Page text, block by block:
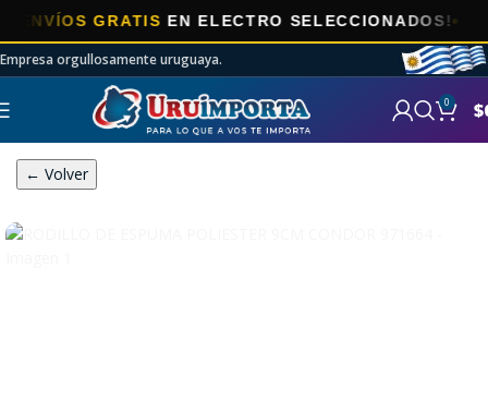
GRATISEN ELECTRO SELECCIONADOS!
Empresa orgullosamente uruguaya.
0 $
← Volver